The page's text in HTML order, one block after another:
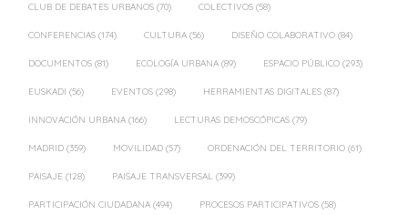
CLUB DE DEBATES URBANOS (70) COLECTIVOS (58)
CONFERENCIAS (174) CULTURA (56) DISEÑO COLABORATIVO (84)
DOCUMENTOS (81) ECOLOGÍA URBANA (89) ESPACIO PÚBLICO (293)
EUSKADI (56) EVENTOS (298) HERRAMIENTAS DIGITALES (87)
INNOVACIÓN URBANA (166) LECTURAS DEMOSCÓPICAS (79)
MADRID (359) MOVILIDAD (57) ORDENACIÓN DEL TERRITORIO (61)
PAISAJE (128) PAISAJE TRANSVERSAL (399)
PARTICIPACIÓN CIUDADANA (494) PROCESOS PARTICIPATIVOS (58)